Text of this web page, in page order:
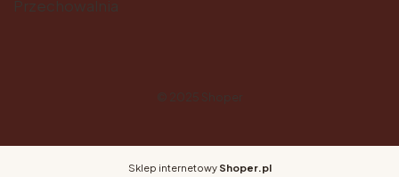
Sklep internetowy Shoper.pl